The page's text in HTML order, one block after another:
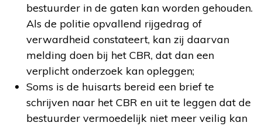
bestuurder in de gaten kan worden gehouden.
Als de politie opvallend rijgedrag of
verwardheid constateert, kan zij daarvan
melding doen bij het CBR, dat dan een
verplicht onderzoek kan opleggen;
Soms is de huisarts bereid een brief te
schrijven naar het CBR en uit te leggen dat de
bestuurder vermoedelijk niet meer veilig kan